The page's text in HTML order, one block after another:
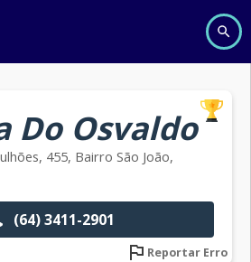
Do Osvaldo
455, Bairro São João,
(64) 3411-2901
Reportar Erro